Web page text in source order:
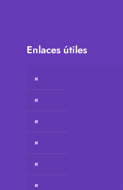
Enlaces útiles